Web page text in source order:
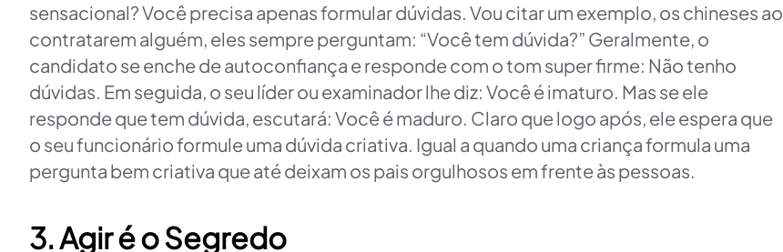
sensacional? Você precisa apenas formular dúvidas. Vou citar um exemplo, os chineses ao
contratarem alguém, eles sempre perguntam: “Você tem dúvida?” Geralmente, o
candidato se enche de autoconfiança e responde com o tom super firme: Não tenho
dúvidas. Em seguida, o seu líder ou examinador lhe diz: Você é imaturo. Mas se ele
responde que tem dúvida, escutará: Você é maduro. Claro que logo após, ele espera que
o seu funcionário formule uma dúvida criativa. Igual a quando uma criança formula uma
pergunta bem criativa que até deixam os pais orgulhosos em frente às pessoas.
3. Agir é o Segredo